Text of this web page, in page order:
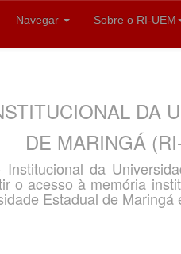
Navegar Sobre o RI-UEM
DA
DE MARINGÁ
da
o acesso à memória
Estadual de Maringá